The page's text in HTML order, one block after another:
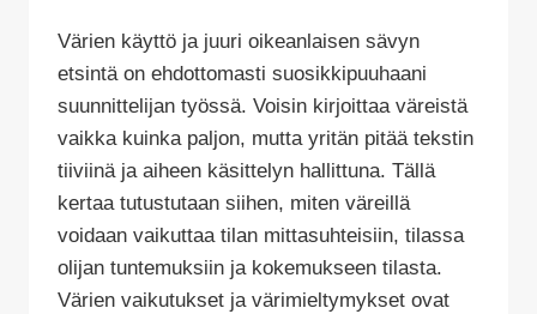
Puoliksi
Tehty
Värien käyttö ja juuri oikeanlaisen sävyn
etsintä on ehdottomasti suosikkipuuhaani
suunnittelijan työssä. Voisin kirjoittaa väreistä
vaikka kuinka paljon, mutta yritän pitää tekstin
tiiviinä ja aiheen käsittelyn hallittuna. Tällä
kertaa tutustutaan siihen, miten väreillä
voidaan vaikuttaa tilan mittasuhteisiin, tilassa
olijan tuntemuksiin ja kokemukseen tilasta.
Värien vaikutukset ja värimieltymykset ovat